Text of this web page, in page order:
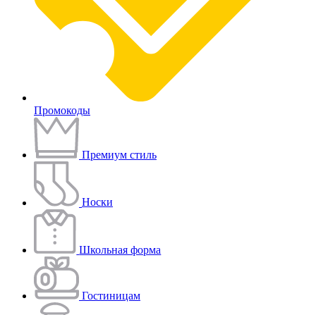
Промокоды
Премиум стиль
Носки
Школьная форма
Гостиницам